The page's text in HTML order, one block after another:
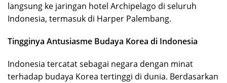
langsung ke jaringan hotel Archipelago di seluruh
Indonesia, termasuk di Harper Palembang.
Tingginya Antusiasme Budaya Korea di Indonesia
Indonesia tercatat sebagai negara dengan minat
terhadap budaya Korea tertinggi di dunia. Berdasarkan